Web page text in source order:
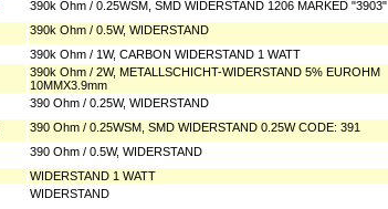
390k Ohm / 0.25WSM, SMD WIDERSTAND 1206 MARKED "3903"
390k Ohm / 0.5W, WIDERSTAND
390k Ohm / 1W, CARBON WIDERSTAND 1 WATT
390k Ohm / 2W, METALLSCHICHT-WIDERSTAND 5% EUROHM
10MMX3.9mm
390 Ohm / 0.25W, WIDERSTAND
390 Ohm / 0.25WSM, SMD WIDERSTAND 0.25W CODE: 391
390 Ohm / 0.5W, WIDERSTAND
WIDERSTAND 1 WATT
WIDERSTAND